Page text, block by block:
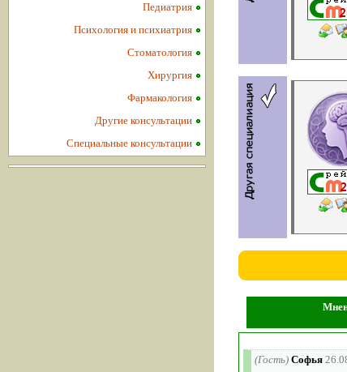
(Гость) Софья
Педиатрия
Психология и психиатрия
Стоматология
Хирургия
Фармакология
Другие консультации
Специальные консультации